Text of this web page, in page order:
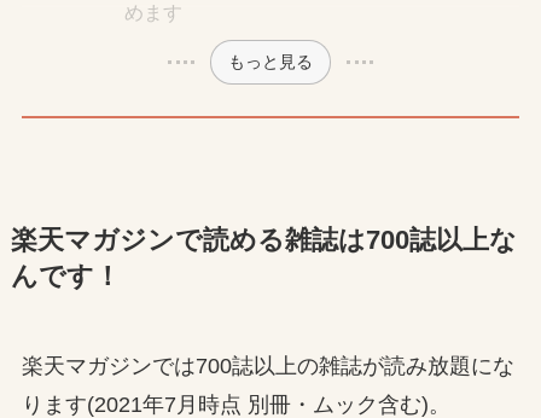
めます
もっと見る
楽天マガジンで読める雑誌は700誌以上な
んです！
楽天マガジンでは700誌以上の雑誌が読み放題にな
ります(2021年7月時点 別冊・ムック含む)。